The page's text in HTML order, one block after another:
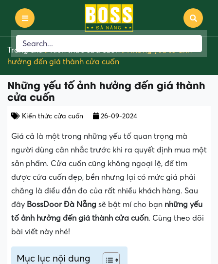
Trang chủ
hưởng đến giá thành cửa cuốn
Những yếu tố ảnh hưởng đến giá thành
cửa cuốn
Kiến thức cửa cuốn 26-09-2024
Giá cả là một trong những yếu tố quan trọng mà
người dùng cân nhắc trước khi ra quyết định mua một
sản phẩm. Cửa cuốn cũng không ngoại lệ, để tìm
được cửa cuốn đẹp, bền nhưng lại có mức giá phải
chăng là điều đắn đo của rất nhiều khách hàng. Sau
đây BossDoor Đà Nẵng sẽ bật mí cho bạn những yếu
tố ảnh hưởng đến giá thành cửa cuốn. Cùng theo dõi
bài viết này nhé!
Mục lục nội dung